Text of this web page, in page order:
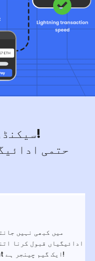
سیکنڈوں میں ادائیگی کریں!
حتمی
میں کبھی نہیں
ادائیگیاں قبول
ہے! CCPayment ایک گیم چینجر ہے!